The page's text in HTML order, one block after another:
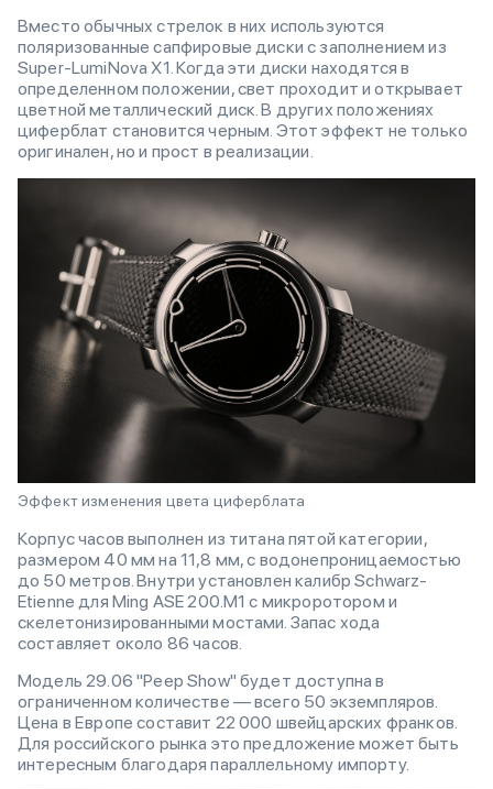
Вместо обычных стрелок в них используются
поляризованные сапфировые диски с заполнением из
Super-LumiNova X1. Когда эти диски находятся в
определенном положении, свет проходит и открывает
цветной металлический диск. В других положениях
циферблат становится черным. Этот эффект не только
оригинален, но и прост в реализации.
Эффект изменения цвета циферблата
Корпус часов выполнен из титана пятой категории,
размером 40 мм на 11,8 мм, с водонепроницаемостью
до 50 метров. Внутри установлен калибр Schwarz-
Etienne для Ming ASE 200.M1 с микроротором и
скелетонизированными мостами. Запас хода
составляет около 86 часов.
Модель 29.06 "Peep Show" будет доступна в
ограниченном количестве — всего 50 экземпляров.
Цена в Европе составит 22 000 швейцарских франков.
Для российского рынка это предложение может быть
интересным благодаря параллельному импорту.